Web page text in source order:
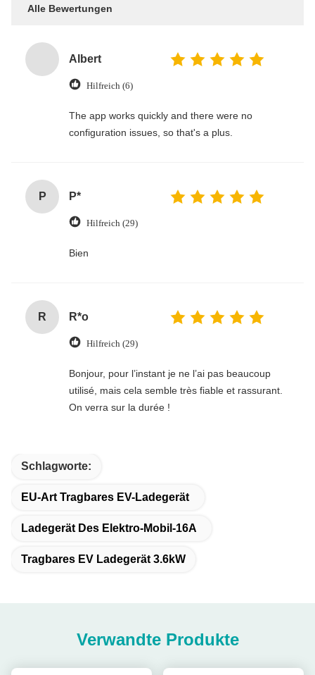
Alle Bewertungen
Albert
Hilfreich (6)
The app works quickly and there were no
configuration issues, so that's a plus.
P P*
Hilfreich (29)
Bien
R R*o
Hilfreich (29)
Bonjour, pour l’instant je ne l’ai pas beaucoup
utilisé, mais cela semble très fiable et rassurant.
On verra sur la durée !
Schlagworte:
EU-Art Tragbares EV-Ladegerät
Ladegerät Des Elektro-Mobil-16A
Tragbares EV Ladegerät 3.6kW
Verwandte Produkte